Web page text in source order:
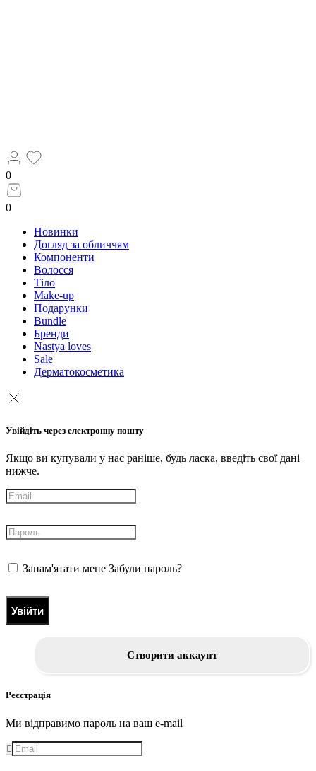
0
0
Новинки
Догляд за обличчям
Компоненти
Волосся
Тіло
Make-up
Подарунки
Bundle
Бренди
Nastya loves
Sale
Дерматокосметика
Увійдіть через електронну пошту
Якщо ви купували у нас раніше, будь ласка, введіть свої дані
нижче.
Запам'ятати мене Забули пароль?
Увійти
Створити аккаунт
Реєстрація
Ми відправимо пароль на ваш e-mail